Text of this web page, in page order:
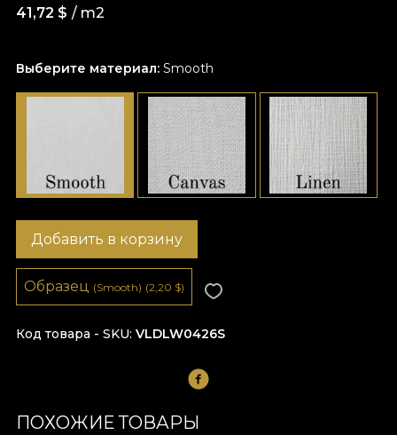
Выберите материал: Smooth
41,72 $ / m2
Код товара - SKU VLDLW0426S
Добавить в корзину
Образец (Smooth) (2,20 $)
ПОХОЖИЕ ТОВАРЫ